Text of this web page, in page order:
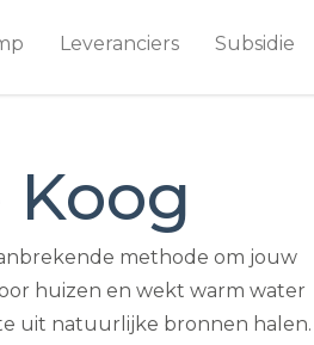
Leveranciers Subsidie
methode om jouw
huizen en wekt warm water
uit natuurlijke bronnen halen.